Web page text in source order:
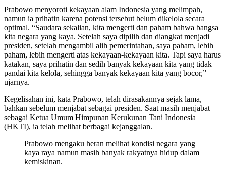
Prabowo menyoroti kekayaan alam Indonesia yang melimpah,
namun ia prihatin karena potensi tersebut belum dikelola secara
optimal. “Saudara sekalian, kita mengerti dan paham bahwa bangsa
kita negara yang kaya. Setelah saya dipilih dan diangkat menjadi
presiden, setelah mengambil alih pemerintahan, saya paham, lebih
paham, lebih mengerti atas kekayaan-kekayaan kita. Tapi saya harus
katakan, saya prihatin dan sedih banyak kekayaan kita yang tidak
pandai kita kelola, sehingga banyak kekayaan kita yang bocor,”
ujarnya.
Kegelisahan ini, kata Prabowo, telah dirasakannya sejak lama,
bahkan sebelum menjabat sebagai presiden. Saat masih menjabat
sebagai Ketua Umum Himpunan Kerukunan Tani Indonesia
(HKTI), ia telah melihat berbagai kejanggalan.
Prabowo mengaku heran melihat kondisi negara yang
kaya raya namun masih banyak rakyatnya hidup dalam
kemiskinan.